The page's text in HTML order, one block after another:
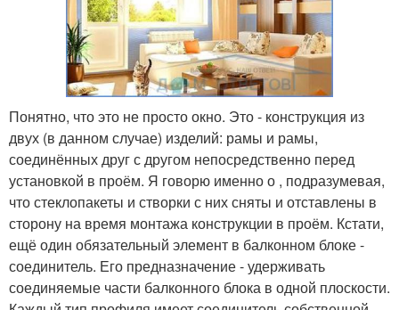
Понятно, что это не просто окно. Это - конструкция из
двух (в данном случае) изделий: рамы и рамы,
соединённых друг с другом непосредственно перед
установкой в проём. Я говорю именно о , подразумевая,
что стеклопакеты и створки с них сняты и отставлены в
сторону на время монтажа конструкции в проём. Кстати,
ещё один обязательный элемент в балконном блоке -
соединитель. Его предназначение - удерживать
соединяемые части балконного блока в одной плоскости.